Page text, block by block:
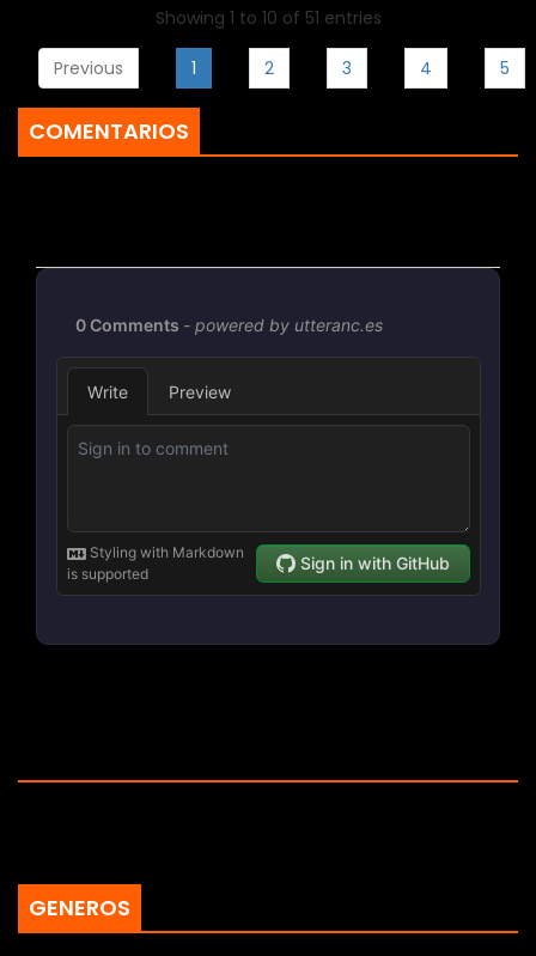
Showing 1 to 10 of 51 entries
Previous 1 2 3 4 5
COMENTARIOS
GENEROS